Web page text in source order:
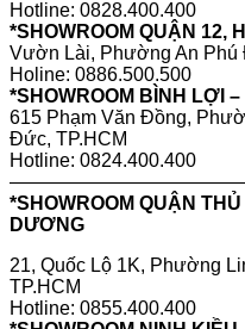
Hotline: 0828.400.400
*SHOWROOM QUẬN 12,
Vườn Lài, Phường An Phú
Holine: 0886.500.500
*SHOWROOM BÌNH LỢI
615 Phạm Văn Đồng,
Đức, TP.HCM
Hotline: 0824.400.400
*SHOWROOM QUẬN
DƯƠNG
21, Quốc Lộ 1K, Phường
TP.HCM
Hotline: 0855.400.400